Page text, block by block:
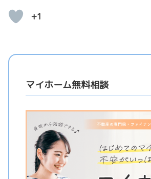
+1
マイホーム無料相談